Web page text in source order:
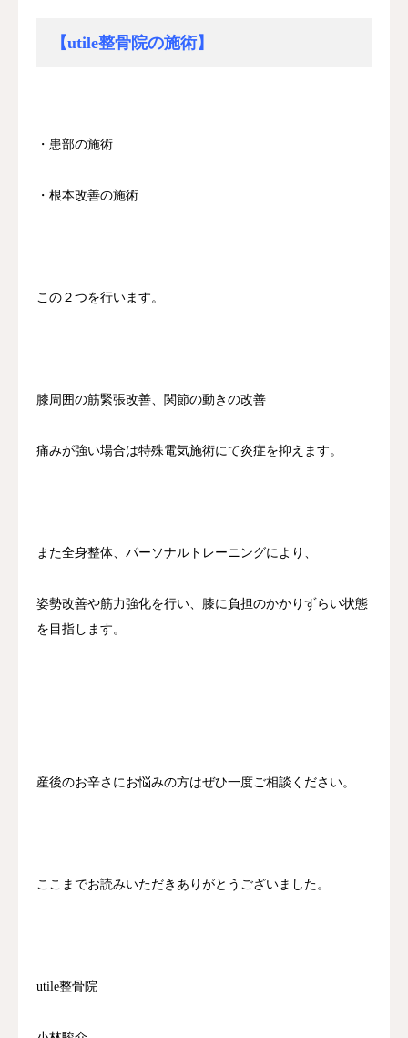
【utile整骨院の施術】
・患部の施術
・根本改善の施術
この２つを行います。
膝周囲の筋緊張改善、関節の動きの改善
痛みが強い場合は特殊電気施術にて炎症を抑えます。
また全身整体、パーソナルトレーニングにより、
姿勢改善や筋力強化を行い、膝に負担のかかりずらい状態
を目指します。
産後のお辛さにお悩みの方はぜひ一度ご相談ください。
ここまでお読みいただきありがとうございました。
utile整骨院